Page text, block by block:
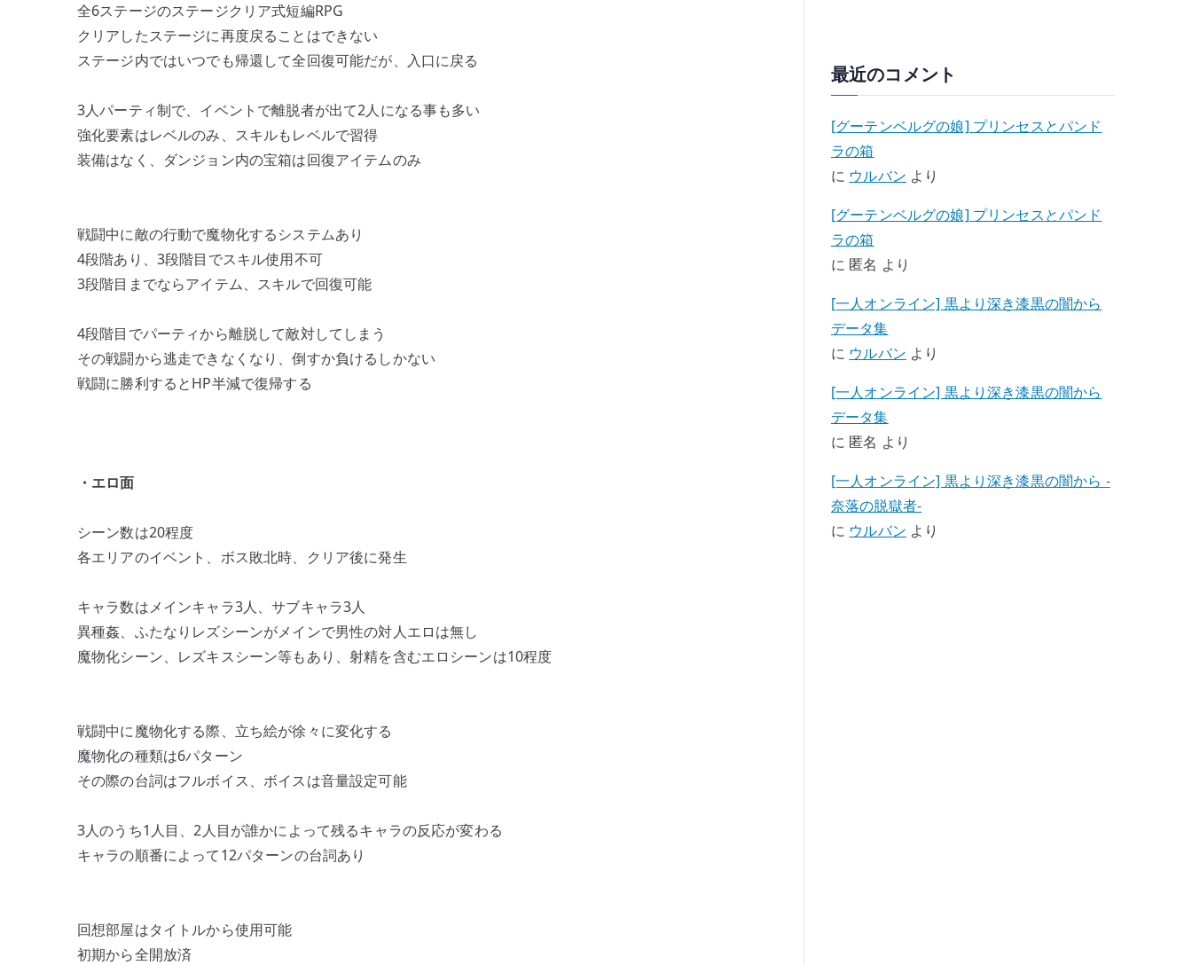
全6ステージのステージクリア式短編RPG
クリアしたステージに再度戻ることはできない
ステージ内ではいつでも帰還して全回復可能だが、入口に戻る
3人パーティ制で、イベントで離脱者が出て2人になる事も多い
強化要素はレベルのみ、スキルもレベルで習得
装備はなく、ダンジョン内の宝箱は回復アイテムのみ
戦闘中に敵の行動で魔物化するシステムあり
4段階あり、3段階目でスキル使用不可
3段階目までならアイテム、スキルで回復可能
4段階目でパーティから離脱して敵対してしまう
その戦闘から逃走できなくなり、倒すか負けるしかない
戦闘に勝利するとHP半減で復帰する
・エロ面
シーン数は20程度
各エリアのイベント、ボス敗北時、クリア後に発生
キャラ数はメインキャラ3人、サブキャラ3人
異種姦、ふたなりレズシーンがメインで男性の対人エロは無し
魔物化シーン、レズキスシーン等もあり、射精を含むエロシーンは10程度
戦闘中に魔物化する際、立ち絵が徐々に変化する
魔物化の種類は6パターン
その際の台詞はフルボイス、ボイスは音量設定可能
3人のうち1人目、2人目が誰かによって残るキャラの反応が変わる
キャラの順番によって12パターンの台詞あり
回想部屋はタイトルから使用可能
初期から全開放済
最近のコメント
[グーテンベルグの娘] プリンセスとパンド
ラの箱
に ウルバン より
[グーテンベルグの娘] プリンセスとパンド
ラの箱
に 匿名 より
[一人オンライン] 黒より深き漆黒の闇から
データ集
に ウルバン より
[一人オンライン] 黒より深き漆黒の闇から
データ集
に 匿名 より
[一人オンライン] 黒より深き漆黒の闇から -
奈落の脱獄者-
に ウルバン より